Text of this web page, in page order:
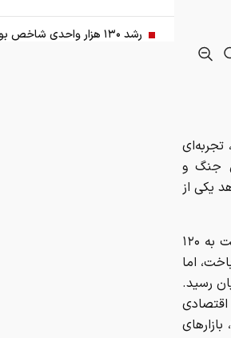
به گزارش ایران اکونومیست؛ بازارهای مالی جهان در نیمه نخست سال ۲۰۲۶، تجربه‌ای
جنگ و
یکی از
سایت طلا، در حالی که بازارهای جهانی در ماه مارس و با اوج‌گیری قیمت نفت به ۱۲۰
باخت، اما
پایان رسید.
اقتصادی
رشد ۱۳۰ هزار واحدی شاخص بورس